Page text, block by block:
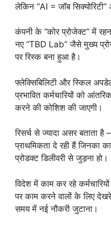
लेकिन “AI = जॉब सिक्योरिटी”
कंपनी के “कोर प्रोजेक्ट” में
नए “TBD Lab” जैसे मुख्य
पर रिस्क बना हुआ है।
फ्लेक्सिबिलिटी और स्किल
प्रभावित कर्मचारियों को
करने की कोशिश की जाएगी।
रिसर्च से ज्यादा असर बताता है
प्राथमिकता दे रही हैं जिनका
प्रोडक्ट डिलीवरी से जुड़ना हो।
विदेश में काम कर रहे
पर काम करने वालों के लिए
समय में नई नौकरी जुटाना।